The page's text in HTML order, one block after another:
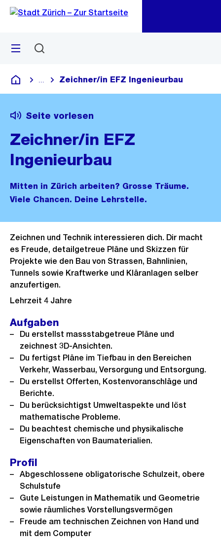
Navigation
Sprunglink
Menü
Deutsch
Blende alle Breadcrumbs ein
Zeichner/in EFZ Ingenieurbau
Seite vorlesen
Zeichner/in EFZ
Ingenieurbau
Mitten in Zürich arbeiten? Grosse Träume.
Viele Chancen. Deine Lehrstelle.
Zeichnen und Technik interessieren dich. Dir macht
es Freude, detailgetreue Pläne und Skizzen für
Projekte wie den Bau von Strassen, Bahnlinien,
Tunnels sowie Kraftwerke und Kläranlagen selber
anzufertigen.
Lehrzeit 4 Jahre
Aufgaben
Du erstellst massstabgetreue Pläne und
zeichnest 3D-Ansichten.
Du fertigst Pläne im Tiefbau in den Bereichen
Verkehr, Wasserbau, Versorgung und Entsorgung.
Du erstellst Offerten, Kostenvoranschläge und
Berichte.
Du berücksichtigst Umweltaspekte und löst
mathematische Probleme.
Du beachtest chemische und physikalische
Eigenschaften von Baumaterialien.
Profil
Abgeschlossene obligatorische Schulzeit, obere
Schulstufe
Gute Leistungen in Mathematik und Geometrie
sowie räumliches Vorstellungsvermögen
Freude am technischen Zeichnen von Hand und
mit dem Computer